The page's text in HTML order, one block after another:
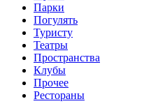
Парки
Погулять
Туристу
Театры
Пространства
Клубы
Прочее
Рестораны